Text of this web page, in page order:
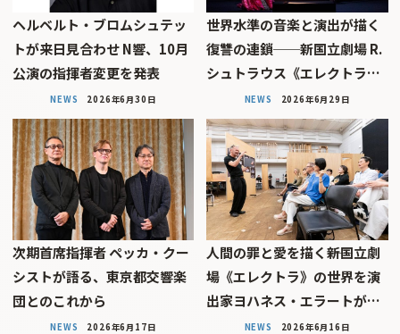
ヘルベルト・ブロムシュテッ
トが来日見合わせ N響、10月
公演の指揮者変更を発表
NEWS 2026年6月30日
世界水準の音楽と演出が描く
復讐の連鎖──新国立劇場 R.
シュトラウス《エレクトラ…
NEWS 2026年6月29日
次期首席指揮者 ペッカ・クー
シストが語る、東京都交響楽
団とのこれから
NEWS 2026年6月17日
人間の罪と愛を描く――新国立劇
場《エレクトラ》の世界を演
出家ヨハネス・エラートが…
NEWS 2026年6月16日